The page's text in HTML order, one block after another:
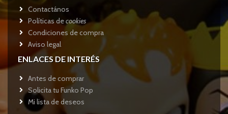
Contactános
Políticas decookies
Condiciones de compra
Aviso legal
ENLACES DE INTERÉS
Antes de comprar
Solicita tu Funko Pop
Mi lista de deseos